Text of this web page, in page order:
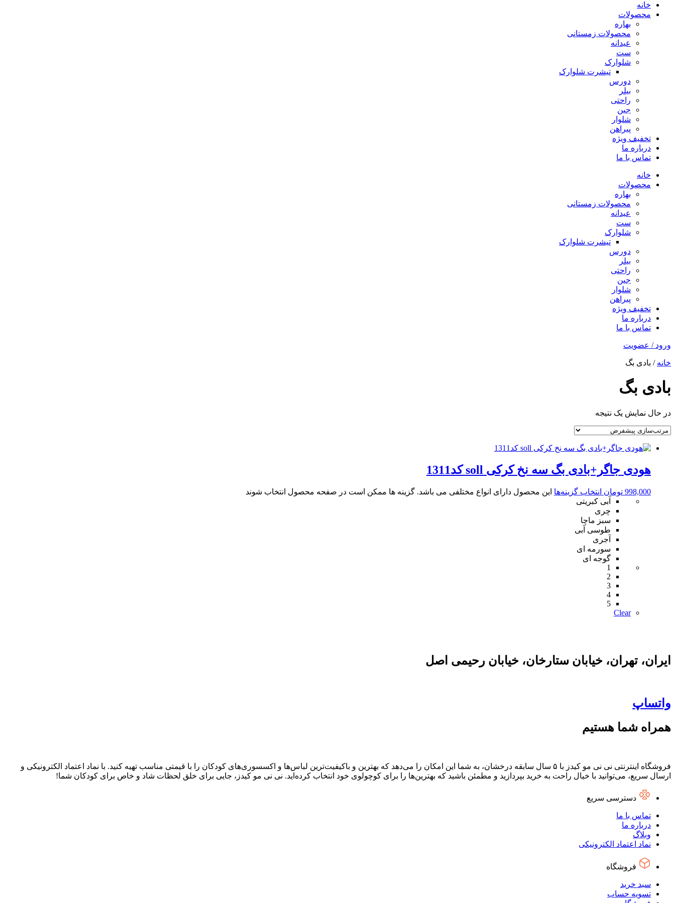
خانه
محصولات
بهاره
محصولات زمستانی
عیدانه
ست
شلوارک
تیشرت شلوارک
دورس
بیلر
راحتی
جین
شلوار
پیراهن
تخفیف ویژه
درباره ما
تماس با ما
خانه
محصولات
بهاره
محصولات زمستانی
عیدانه
ست
شلوارک
تیشرت شلوارک
دورس
بیلر
راحتی
جین
شلوار
پیراهن
تخفیف ویژه
درباره ما
تماس با ما
ورود / عضویت
خانه / بادی بگ
بادی بگ
در حال نمایش یک نتیجه
هودی جاگر+بادی بگ سه نخ کرکی soll کد1311
998,000 تومان انتخاب گزینه‌ها این محصول دارای انواع مختلفی می باشد. گزینه ها ممکن است در صفحه محصول انتخاب شوند
آبی کبریتی
چری
سبز ماچا
طوسی آبی
آجری
سورمه ای
گوجه ای
1
2
3
4
5
Clear
ایران، تهران، خیابان ستارخان، خیابان رحیمی اصل
واتساپ
همراه شما هستیم
فروشگاه اینترنتی نی نی مو کیدز با ۵ سال سابقه درخشان، به شما این امکان را می‌دهد که بهترین و باکیفیت‌ترین لباس‌ها و اکسسوری‌های کودکان را با قیمتی مناسب تهیه کنید. با نماد اعتماد الکترونیکی و
ارسال سریع، می‌توانید با خیال راحت به خرید بپردازید و مطمئن باشید که بهترین‌ها را برای کوچولوی خود انتخاب کرده‌اید. نی نی مو کیدز، جایی برای خلق لحظات شاد و خاص برای کودکان شما!
دسترسی سریع
تماس با ما
درباره ما
وبلاگ
نماد اعتماد الکترونیکی
فروشگاه
سبد خرید
تسویه حساب